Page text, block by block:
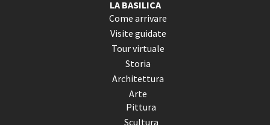
LA BASILICA
Come arrivare
Visite guidate
Tour virtuale
Storia
Architettura
Arte
Pittura
Scultura